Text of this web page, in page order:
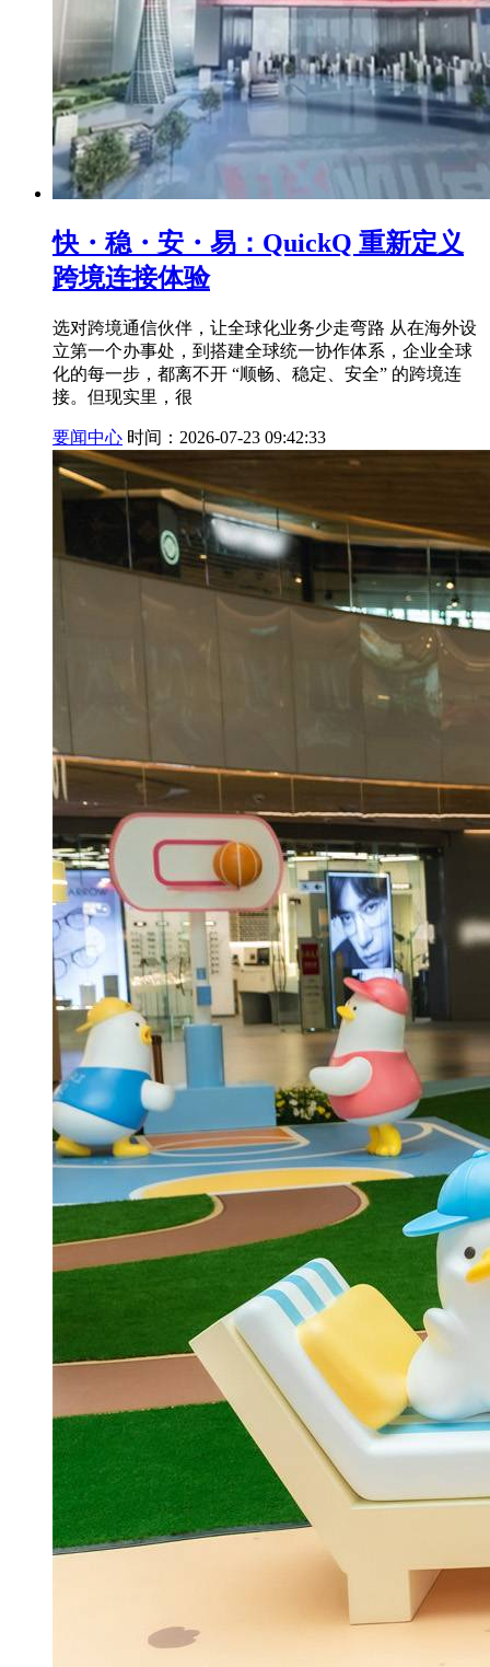
快・稳・安・易：QuickQ 重新定义
跨境连接体验
选对跨境通信伙伴，让全球化业务少走弯路 从在海外设
立第一个办事处，到搭建全球统一协作体系，企业全球
化的每一步，都离不开 “顺畅、稳定、安全” 的跨境连
接。但现实里，很
要闻中心 时间：2026-07-23 09:42:33